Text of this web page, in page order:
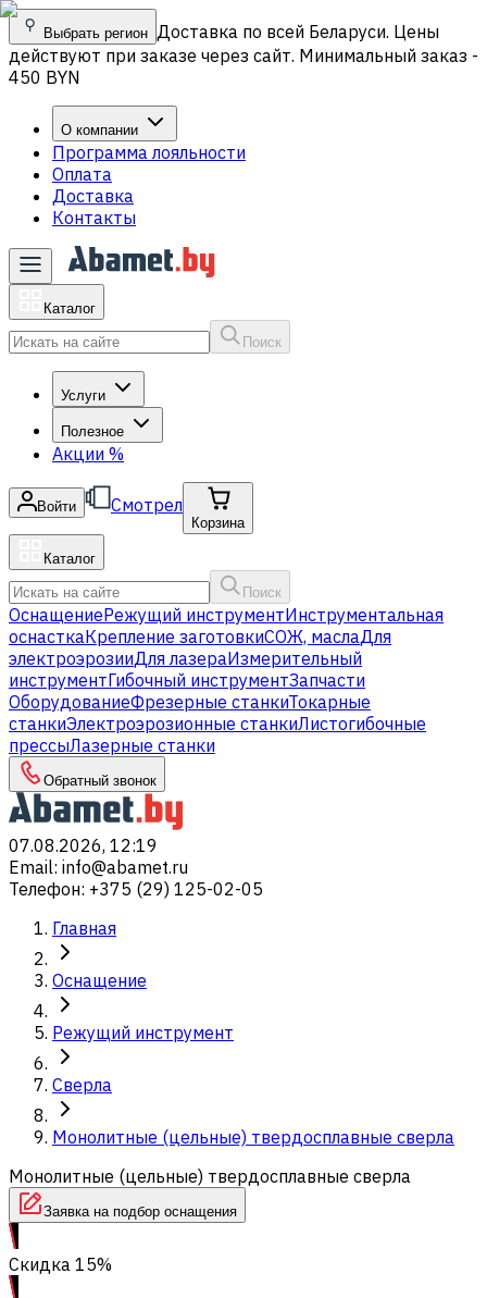
Выбрать регион Доставка по всей Беларуси. Цены
действуют при заказе через сайт. Минимальный заказ -
450 BYN
О компании
Программа лояльности
Оплата
Доставка
Контакты
Каталог
Поиск
Услуги
Полезное
Акции %
Войти Смотрел
Корзина
Каталог
Поиск
ОснащениеРежущий инструментИнструментальная
оснасткаКрепление заготовкиСОЖ, маслаДля
электроэрозииДля лазераИзмерительный
инструментГибочный инструментЗапчасти
ОборудованиеФрезерные станкиТокарные
станкиЭлектроэрозионные станкиЛистогибочные
прессыЛазерные станки
Обратный звонок
07.08.2026, 12:19
Email: info@abamet.ru
Телефон: +375 (29) 125-02-05
Главная
Оснащение
Режущий инструмент
Сверла
Монолитные (цельные) твердосплавные сверла
Монолитные (цельные) твердосплавные сверла
Заявка на подбор оснащения
Скидка 15%